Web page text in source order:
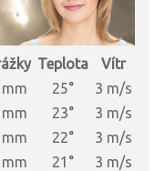
Teplota
Vítr
mm 25°
3 m/s
mm 23°
3 m/s
mm 22°
3 m/s
mm 21°
3 m/s